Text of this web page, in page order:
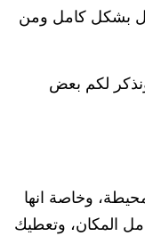
بشكل كامل ومن
لكم بعض
وخاصة انها
عاموديا، لتغطي لك كامل المكان، وتعطيك